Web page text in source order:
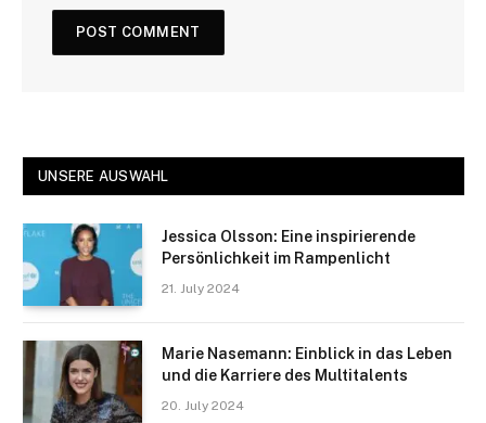
UNSERE AUSWAHL
Jessica Olsson: Eine inspirierende
Persönlichkeit im Rampenlicht
21. July 2024
Marie Nasemann: Einblick in das Leben
und die Karriere des Multitalents
20. July 2024